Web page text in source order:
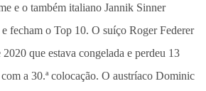
e o também italiano Jannik Sinner
fecham o Top 10. O suíço Roger Federer
que estava congelada e perdeu 13
a 30.ª colocação. O austríaco Dominic